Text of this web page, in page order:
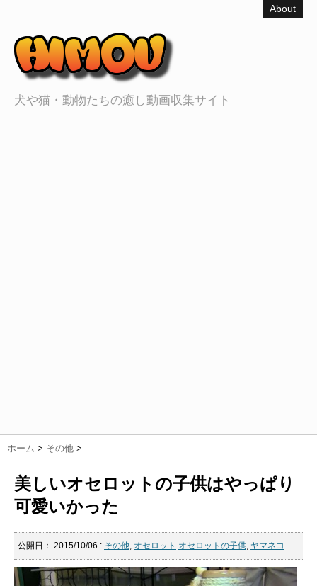
About
犬や猫・動物たちの癒し動画収集サイト
ホーム > その他 >
美しいオセロットの子供はやっぱり
可愛いかった
公開日： 2015/10/06 : その他, オセロット オセロットの子供, ヤマネコ